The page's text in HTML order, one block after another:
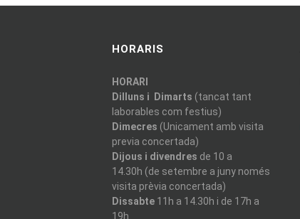
HORARIS
HORARI
Dilluns i Dimarts (tancat tant
laborables com festius)
Dimecres (Unicament amb visita
previa concertada)
Dijous i divendres de 10 a
14.30h (de setembre a juny només
visita prèvia concertada)
Dissabte 11h a 14.30h i de 17h a
19h.